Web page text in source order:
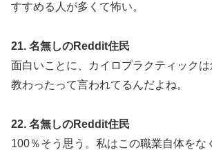
すすめる人が多くて怖い。
21. 名無しのReddit住民
面白いことに、カイロプラクティック
教わったって言われてるんだよね。
22. 名無しのReddit住民
100％そう思う。私はこの職業自体をな